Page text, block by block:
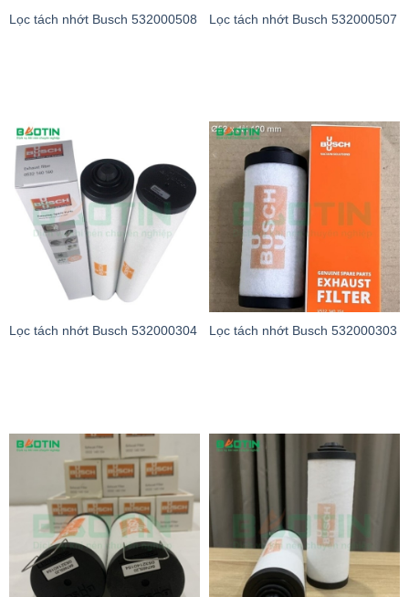
Lọc tách nhớt Busch 532000508 Lọc tách nhớt Busch 532000507
Lọc tách nhớt Busch 532000304 Lọc tách nhớt Busch 532000303